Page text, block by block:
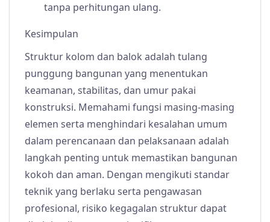
tanpa perhitungan ulang.
Kesimpulan
Struktur kolom dan balok adalah tulang
punggung bangunan yang menentukan
keamanan, stabilitas, dan umur pakai
konstruksi. Memahami fungsi masing-masing
elemen serta menghindari kesalahan umum
dalam perencanaan dan pelaksanaan adalah
langkah penting untuk memastikan bangunan
kokoh dan aman. Dengan mengikuti standar
teknik yang berlaku serta pengawasan
profesional, risiko kegagalan struktur dapat